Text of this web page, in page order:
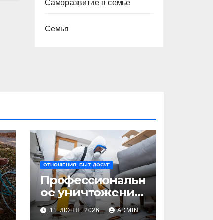
Саморазвитие в семье
Семья
ОТНОШЕНИЯ, БЫТ, ДОСУГ
Профессиональн
ое уничтожение
клопов: где оно
необходимо?
11 ИЮНЯ, 2026 ADMIN